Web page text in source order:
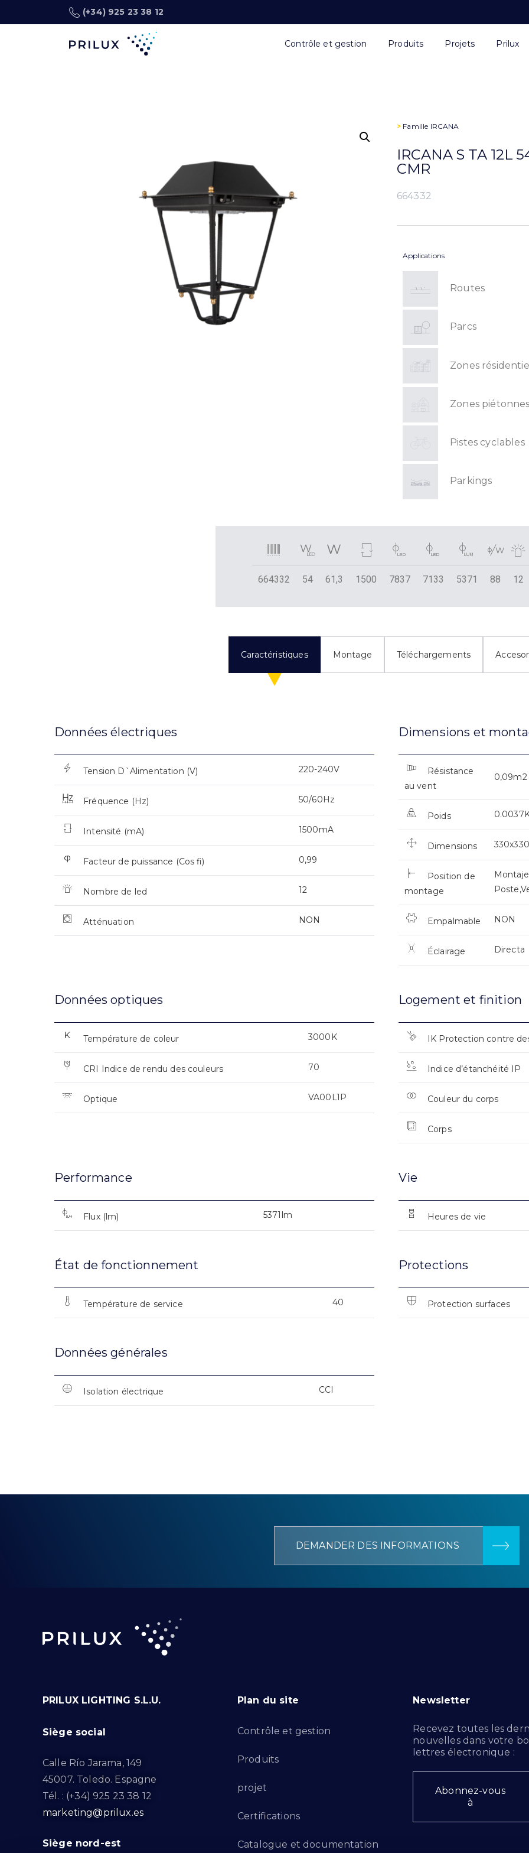
(+34) 925 23 38 12
Contrôle et gestion Produits Projets Prilux
> Famille IRCANA
IRCANA S TA 12L
CMR
664332
Applications
Routes
Parcs
Zones
Zones piétonnes
Pistes cyclables
Parkings
664332 54 61,3 1500 7837 7133 5371 88 12
Caractéristiques Montage Téléchargements
Données électriques
Tension D`Alimentation (V) 220-240V
Fréquence (Hz) 50/60Hz
Intensité (mA) 1500mA
Facteur de puissance (Cos fi) 0,99
Nombre de led 12
Atténuation NON
Dimensions et
Résistance
au vent
0,09m2
Poids
Dimensions
Position de
montage
Empalmable NON
Éclairage Directa
Données optiques
Température de coleur 3000K
CRI Indice de rendu des couleurs 70
Optique VA00L1P
Logement et finition
IK Protection contre
Indice d’étanchéité IP
Couleur du corps
Corps
Performance
Flux (lm) 5371lm
Vie
Heures de vie
État de fonctionnement
Température de service 40
Protections
Protection surfaces
Données générales
Isolation électrique CCI
DEMANDER DES INFORMATIONS
PRILUX LIGHTING S.L.U.
Siège social
Calle Río Jarama, 149
45007. Toledo. Espagne
Tél. : (+34) 925 23 38 12
marketing@prilux.es
Siège nord-est
Plan du site
Contrôle et gestion
Produits
projet
Certifications
Catalogue et documentation
Newsletter
Recevez toutes les
nouvelles dans votre
lettres électronique :
Abonnez-vous
à